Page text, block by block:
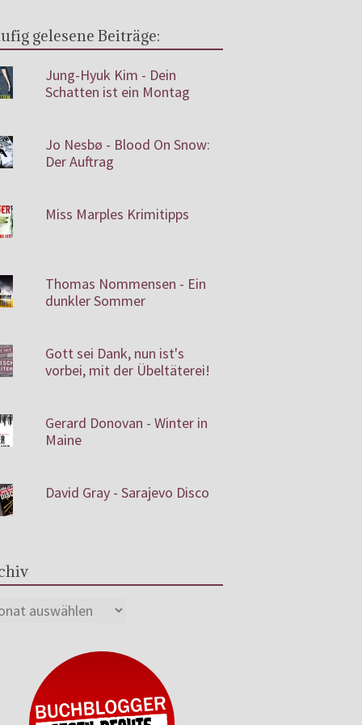
gelesene Beiträge:
Jung-Hyuk Kim - Dein
Schatten ist ein Montag
Jo Nesbø - Blood On Snow:
Der Auftrag
Miss Marples Krimitipps
Thomas Nommensen - Ein
dunkler Sommer
Gott sei Dank, nun ist's
vorbei, mit der Übeltäterei!
Gerard Donovan - Winter in
Maine
David Gray - Sarajevo Disco